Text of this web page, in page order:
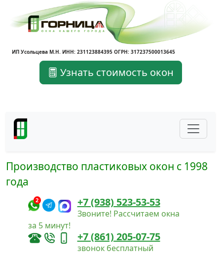
ИП Усольцева М.Н. ИНН: 231123884395 ОГРН: 317237500013645
Узнать стоимость окон
Производство пластиковых окон с 1998
года
2 +7 (938) 523-53-53
Звоните! Рассчитаем окна
за 5 минут!
+7 (861) 205-07-75
звонок бесплатный